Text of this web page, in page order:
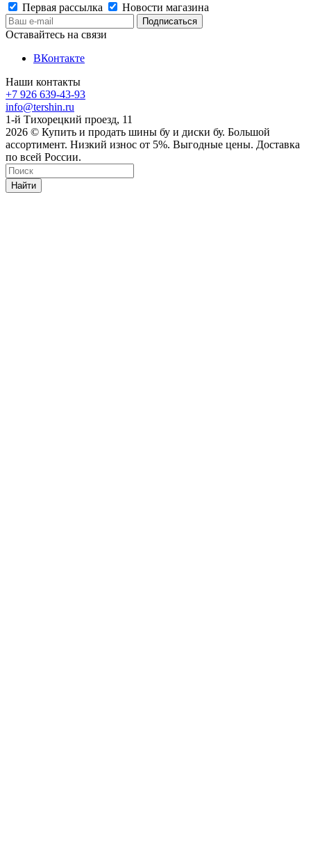
Первая рассылка
Новости магазина
Оставайтесь на связи
ВКонтакте
Наши контакты
+7 926 639-43-93
info@tershin.ru
1-й Тихорецкий проезд, 11
2026 © Купить и продать шины бу и диски бу. Большой
ассортимент. Низкий износ от 5%. Выгодные цены. Доставка
по всей России.
Найти